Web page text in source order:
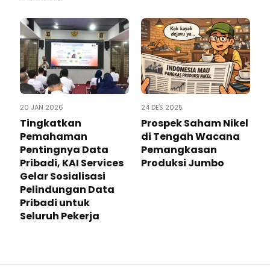
20 JAN 2026
Tingkatkan
Pemahaman
Pentingnya Data
Pribadi, KAI Services
Gelar Sosialisasi
Pelindungan Data
Pribadi untuk
Seluruh Pekerja
24 DES 2025
Prospek Saham Nikel
di Tengah Wacana
Pemangkasan
Produksi Jumbo